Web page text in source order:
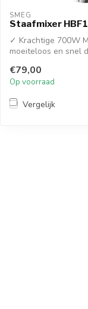
SMEG
Staafmixer
✓ Krachtige 700W
moeiteloos en snel
€79,00
Op voorraad
Vergelijk